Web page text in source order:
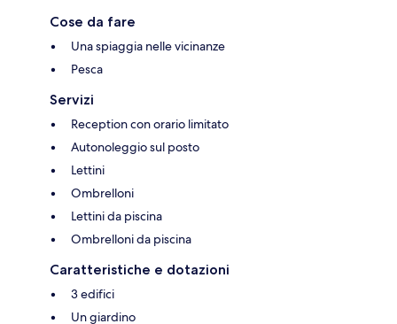
Cose da fare
Una spiaggia nelle vicinanze
Pesca
Servizi
Reception con orario limitato
Autonoleggio sul posto
Lettini
Ombrelloni
Lettini da piscina
Ombrelloni da piscina
Caratteristiche e dotazioni
3 edifici
Un giardino